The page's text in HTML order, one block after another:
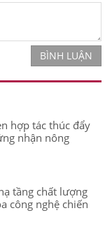
BÌNH LUẬN
hợp tác thúc đẩy
nhận nông
tầng chất lượng
công nghệ chiến